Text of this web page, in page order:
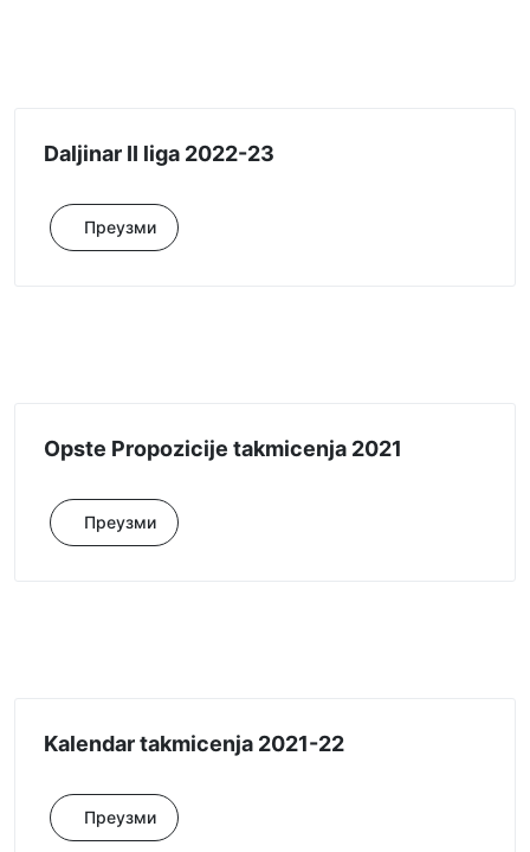
Daljinar II liga 2022-23
Преузми
Opste Propozicije takmicenja 2021
Преузми
Kalendar takmicenja 2021-22
Преузми